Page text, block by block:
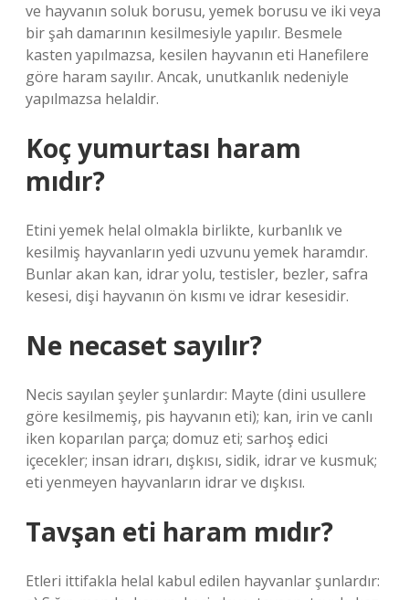
ve hayvanın soluk borusu, yemek borusu ve iki veya
bir şah damarının kesilmesiyle yapılır. Besmele
kasten yapılmazsa, kesilen hayvanın eti Hanefilere
göre haram sayılır. Ancak, unutkanlık nedeniyle
yapılmazsa helaldir.
Koç yumurtası haram
mıdır?
Etini yemek helal olmakla birlikte, kurbanlık ve
kesilmiş hayvanların yedi uzvunu yemek haramdır.
Bunlar akan kan, idrar yolu, testisler, bezler, safra
kesesi, dişi hayvanın ön kısmı ve idrar kesesidir.
Ne necaset sayılır?
Necis sayılan şeyler şunlardır: Mayte (dini usullere
göre kesilmemiş, pis hayvanın eti); kan, irin ve canlı
iken koparılan parça; domuz eti; sarhoş edici
içecekler; insan idrarı, dışkısı, sidik, idrar ve kusmuk;
eti yenmeyen hayvanların idrar ve dışkısı.
Tavşan eti haram mıdır?
Etleri ittifakla helal kabul edilen hayvanlar şunlardır: